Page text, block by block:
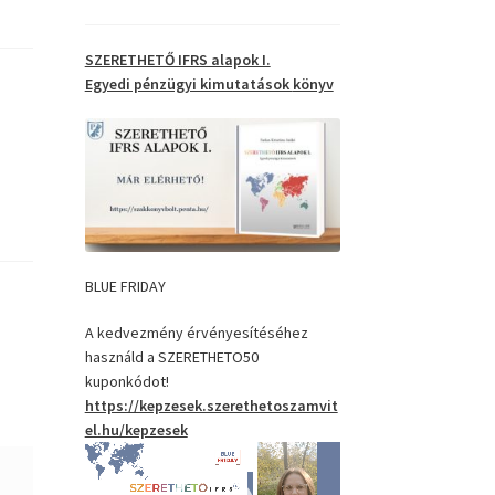
SZERETHETŐ IFRS alapok I.
Egyedi pénzügyi kimutatások könyv
BLUE FRIDAY
A kedvezmény érvényesítéséhez
használd a SZERETHETO50
kuponkódot!
https://kepzesek.szerethetoszamvit
el.hu/kepzesek
Videólejátszó